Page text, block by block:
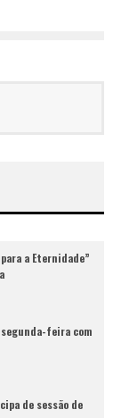
a Eternidade”
segunda-feira com
de sessão de